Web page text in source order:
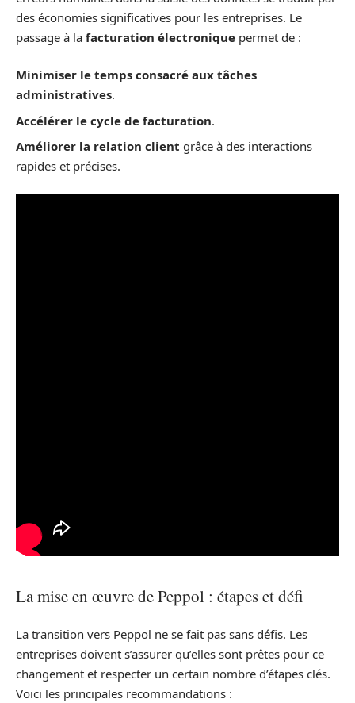
des économies significatives pour les entreprises. Le
passage à la facturation électronique permet de :
Minimiser le temps consacré aux tâches
administratives.
Accélérer le cycle de facturation.
Améliorer la relation client grâce à des interactions
rapides et précises.
La mise en œuvre de Peppol : étapes et défi
La transition vers Peppol ne se fait pas sans défis. Les
entreprises doivent s’assurer qu’elles sont prêtes pour ce
changement et respecter un certain nombre d’étapes clés.
Voici les principales recommandations :